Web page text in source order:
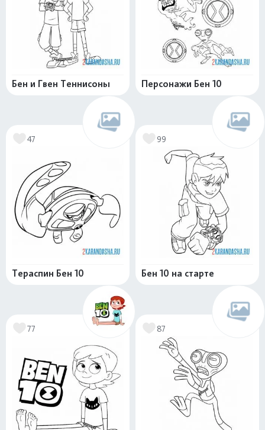
Бен и Гвен Теннисоны Персонажи Бен 10
47
Тераспин Бен 10
99
Бен 10 на старте
77 87